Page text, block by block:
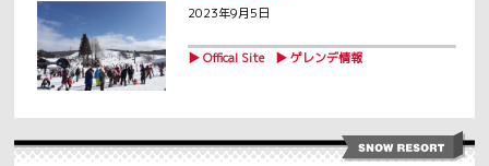
2023年9月5日
▶ Offical Site ▶ ゲレンデ情報